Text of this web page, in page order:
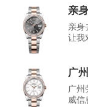
亲
亲身
让我
广
广州
威信